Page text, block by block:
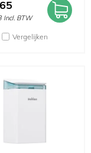
Incl. BTW
Vergelijken